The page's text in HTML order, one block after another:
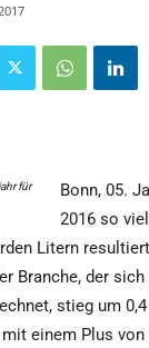
Bonn, 05.
2016 so
Litern
Branche, der
stieg um
einem Plus